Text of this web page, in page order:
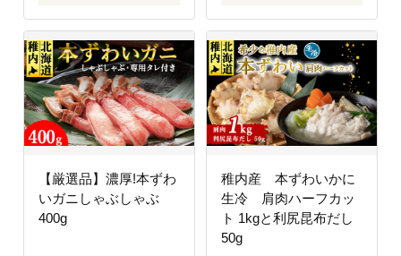
【厳選品】濃厚!本ずわ
いガニしゃぶしゃぶ
400g
稚内産 本ずわいかに
生冷 肩肉ハーフカッ
ト 1kgと利尻昆布だし
50g